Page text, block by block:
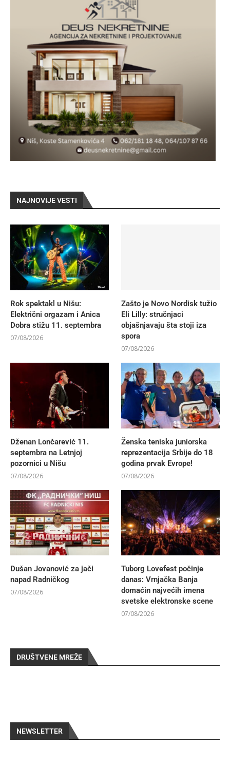
NAJNOVIJE VESTI
Rok spektakl u Nišu:
Električni orgazam i Anica
Dobra stižu 11. septembra
07/08/2026
Zašto je Novo Nordisk tužio
Eli Lilly: stručnjaci
objašnjavaju šta stoji iza
spora
07/08/2026
Dženan Lončarević 11.
septembra na Letnjoj
pozornici u Nišu
07/08/2026
Ženska teniska juniorska
reprezentacija Srbije do 18
godina prvak Evrope!
07/08/2026
Dušan Jovanović za jači
napad Radničkog
07/08/2026
Tuborg Lovefest počinje
danas: Vrnjačka Banja
domaćin najvećih imena
svetske elektronske scene
07/08/2026
DRUŠTVENE MREŽE
NEWSLETTER